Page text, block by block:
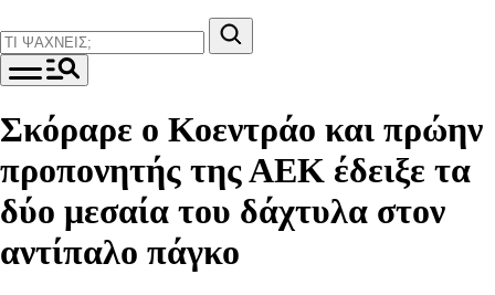
Σκόραρε ο Κοεντράο και πρώην
προπονητής της ΑΕΚ έδειξε τα
δύο μεσαία του δάχτυλα στον
αντίπαλο πάγκο